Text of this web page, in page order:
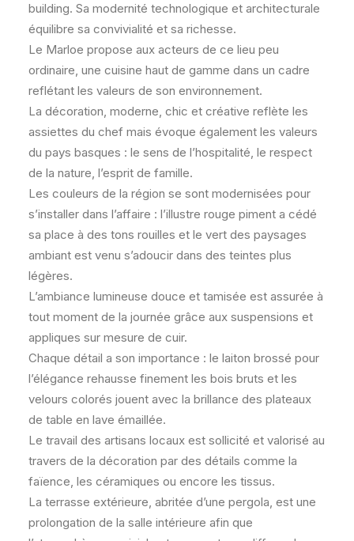
building. Sa modernité technologique et architecturale
équilibre sa convivialité et sa richesse.
Le Marloe propose aux acteurs de ce lieu peu
ordinaire, une cuisine haut de gamme dans un cadre
reflétant les valeurs de son environnement.
La décoration, moderne, chic et créative reflète les
assiettes du chef mais évoque également les valeurs
du pays basques : le sens de l’hospitalité, le respect
de la nature, l’esprit de famille.
Les couleurs de la région se sont modernisées pour
s’installer dans l’affaire : l’illustre rouge piment a cédé
sa place à des tons rouilles et le vert des paysages
ambiant est venu s’adoucir dans des teintes plus
légères.
L’ambiance lumineuse douce et tamisée est assurée à
tout moment de la journée grâce aux suspensions et
appliques sur mesure de cuir.
Chaque détail a son importance : le laiton brossé pour
l’élégance rehausse finement les bois bruts et les
velours colorés jouent avec la brillance des plateaux
de table en lave émaillée.
Le travail des artisans locaux est sollicité et valorisé au
travers de la décoration par des détails comme la
faïence, les céramiques ou encore les tissus.
La terrasse extérieure, abritée d’une pergola, est une
prolongation de la salle intérieure afin que